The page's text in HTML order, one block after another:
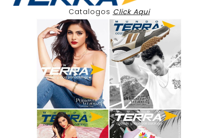
Catalogos Click Aqui